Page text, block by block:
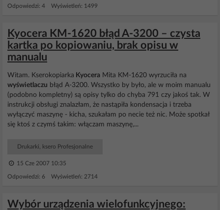
Odpowiedzi: 4 Wyświetleń: 1499
Kyocera KM-1620 błąd A-3200 – czysta
kartka po kopiowaniu, brak opisu w
manualu
Witam. Kserokopiarka Kyocera Mita KM-1620 wyrzuciła na
wyświetlaczu błąd A-3200. Wszystko by było, ale w moim manualu
(podobno kompletny) są opisy tylko do chyba 791 czy jakoś tak. W
instrukcji obsługi znalazłam, że nastąpiła kondensacja i trzeba
wyłączyć maszynę - kicha, szukałam po necie też nic. Może spotkał
się ktoś z czymś takim: włączam maszynę,...
Drukarki, ksero Profesjonalne
15 Cze 2007 10:35
Odpowiedzi: 6 Wyświetleń: 2714
Wybór urządzenia wielofunkcyjnego: